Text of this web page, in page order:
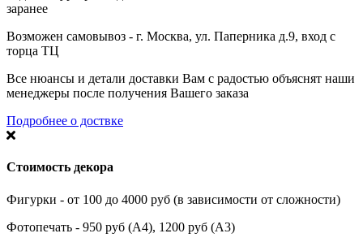
заранее
Возможен самовывоз - г. Москва, ул. Паперника д.9, вход с
торца ТЦ
Все нюансы и детали доставки Вам с радостью объяснят наши
менеджеры после получения Вашего заказа
Подробнее о доствке
Стоимость декора
Фигурки - от 100 до 4000 руб (в зависимости от сложности)
Фотопечать - 950 руб (А4), 1200 руб (А3)